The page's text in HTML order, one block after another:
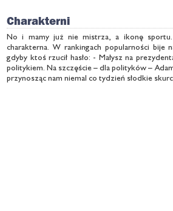
Charakterni
No i mamy już nie mistrza, a ikonę
charakterna. W rankingach popularności bije
gdyby ktoś rzucił hasło: - Małysz na
politykiem. Na szczęście – dla polityków –
przynosząc nam niemal co tydzień słodkie